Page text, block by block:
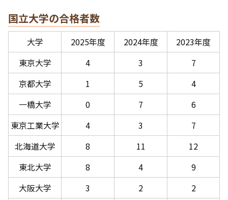
国立大学の合格者数
大学 2025年度 2024年度
2023年度
東京大学
4 3
7
京都大学
1 5
4
一橋大学
0 7
6
東京工業大学
4 3
7
北海道大学
8 11
12
東北大学
8 4
9
大阪大学
3 2
2